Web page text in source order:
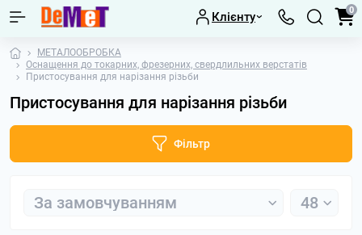
Клієнту 0
МЕТАЛООБРОБКА
Оснащення до токарних, фрезерних, свердлильних верстатів
Пристосування для нарізання різьби
Пристосування для нарізання різьби
Фільтр